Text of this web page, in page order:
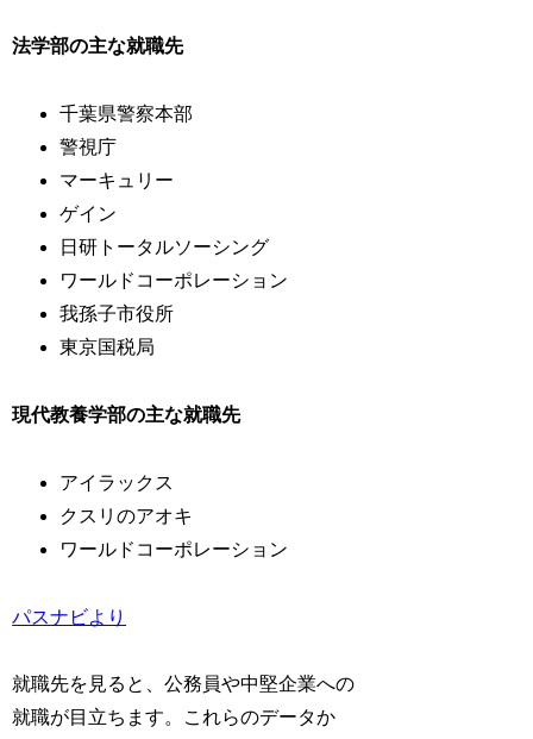
法学部の主な就職先
千葉県警察本部
警視庁
マーキュリー
ゲイン
日研トータルソーシング
ワールドコーポレーション
我孫子市役所
東京国税局
現代教養学部の主な就職先
アイラックス
クスリのアオキ
ワールドコーポレーション
パスナビより
就職先を見ると、公務員や中堅企業への
就職が目立ちます。これらのデータか